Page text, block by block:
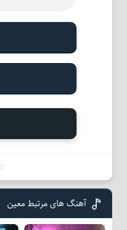
آهنگ های مرتبط معین